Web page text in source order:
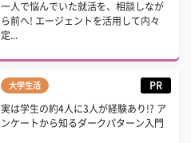
一人で悩んでいた就活を、相談しなが
ら前へ! エージェントを活用して内々
定...
大学生活 PR
実は学生の約4人に3人が経験あり!? ア
ンケートから知るダークパターン入門